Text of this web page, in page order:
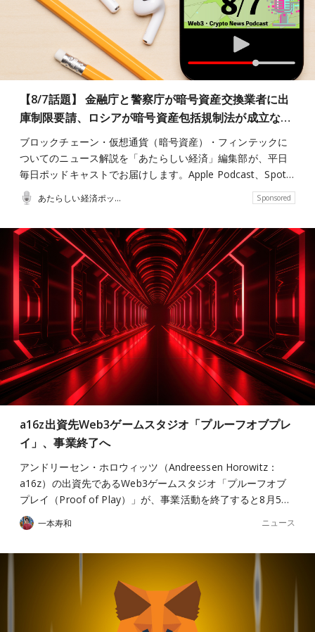
【8/7話題】 金融庁と警察庁が暗号資産交換業者に出
庫制限要請、ロシアが暗号資産包括規制法が成立な…
ブロックチェーン・仮想通貨（暗号資産）・フィンテックに
ついてのニュース解説を「あたらしい経済」編集部が、平日
毎日ポッドキャストでお届けします。Apple Podcast、Spot…
あたらしい経済ポッドキャスト Sponsored
a16z出資先Web3ゲームスタジオ「プルーフオブプレ
イ」、事業終了へ
アンドリーセン・ホロウィッツ（Andreessen Horowitz：
a16z）の出資先であるWeb3ゲームスタジオ「プルーフオブ
プレイ（Proof of Play）」が、事業活動を終了すると8月5…
一本寿和 ニュース